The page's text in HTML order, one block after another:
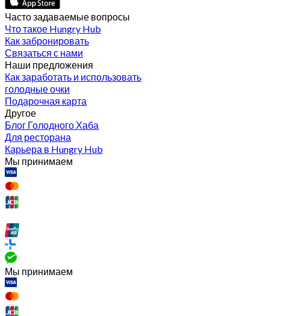
Часто задаваемые вопросы
Что такое Hungry Hub
Как забронировать
Связаться с нами
Наши предложения
Как заработать и использовать
голодные очки
Подарочная карта
Другое
Блог Голодного Хаба
Для ресторана
Карьера в Hungry Hub
Мы принимаем
Мы принимаем